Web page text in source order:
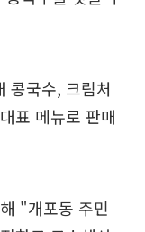
콩국수, 크림처
표 메뉴로 판매
"개포동 주민